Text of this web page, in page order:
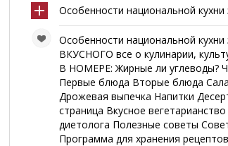
Особенности национальной
Особенности национальной
ВКУСНОГО все о кулинарии,
В НОМЕРЕ: Жирные ли углеводы?
Первые блюда Вторые блюда
Дрожевая выпечка Напитки
страница Вкусное
диетолога Полезные советы
Программа для хранения